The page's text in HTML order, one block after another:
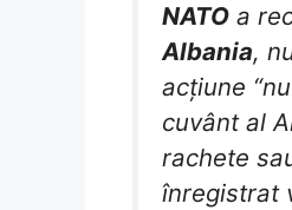
NATO a
Albania,
acțiune
cuvânt al
rachete
înregistrat